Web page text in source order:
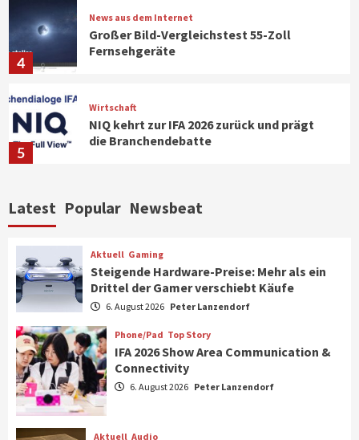
4
News aus dem Internet
Großer Bild-Vergleichstest 55-Zoll
Fernsehgeräte
5
Wirtschaft
NIQ kehrt zur IFA 2026 zurück und prägt
die Branchendebatte
6
CHERRY baut Vertriebsteam in
7
Smart Living Top Story
Verbraucher setzen immer mehr auf
1
Aktuell Gaming
Steigende Hardware-Preise: Mehr als ein
Drittel der Gamer verschiebt Käufe
Latest Popular Newsbeat
Aktuell Gaming
Steigende Hardware-Preise: Mehr als ein
Drittel der Gamer verschiebt Käufe
6. August 2026 Peter Lanzendorf
Phone/Pad Top Story
IFA 2026 Show Area Communication &
Connectivity
6. August 2026 Peter Lanzendorf
Aktuell Audio